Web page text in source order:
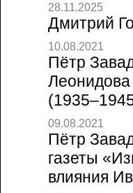
28.11.2025
Дмитрий
10.08.2021
Пётр
Леонидова
09.08.2021
Пётр
газеты
влияния